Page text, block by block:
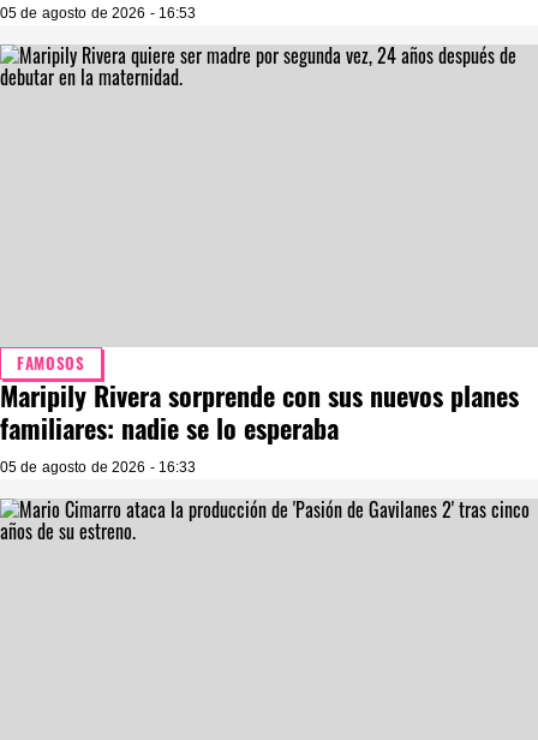
05 de agosto de 2026 - 16:53
FAMOSOS
Maripily Rivera sorprende con sus nuevos planes
familiares: nadie se lo esperaba
05 de agosto de 2026 - 16:33